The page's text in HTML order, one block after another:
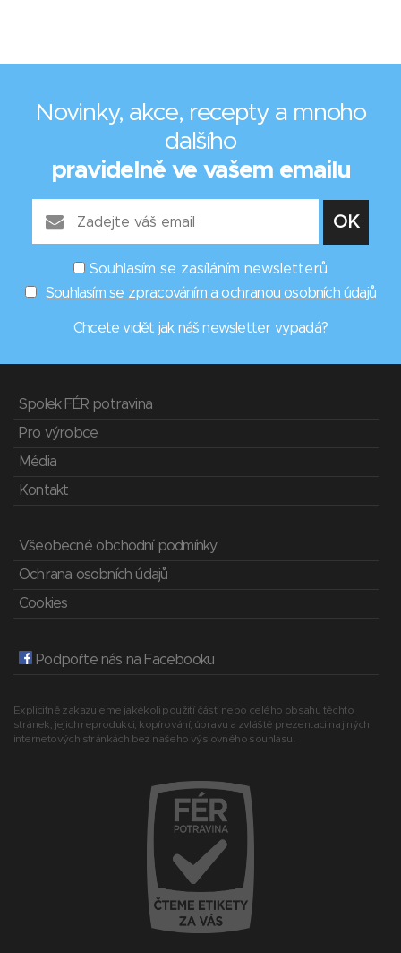
Novinky, akce, recepty a mnoho
dalšího
pravidelně ve vašem emailu
Souhlasím se zasíláním newsletterů
Souhlasím se zpracováním a ochranou osobních údajů
Chcete vidět jak náš newsletter vypadá?
Spolek FÉR potravina
Pro výrobce
Média
Kontakt
Všeobecné obchodní podmínky
Ochrana osobních údajů
Cookies
Podpořte nás na Facebooku
Explicitně zakazujeme jakékoli použití části nebo celého obsahu těchto
stránek, jejich reprodukci, kopírování, úpravu a zvláště prezentaci na jiných
internetových stránkách bez našeho výslovného souhlasu.